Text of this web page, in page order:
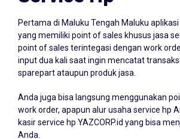
yang memiliki point of sales khusus jasa
point of sales terintegasi dengan work
input dua kali saat ingin mencatat
sparepart ataupun produk jasa.
work order, apapun alur usaha service hp
kasir service hp YAZCORP.id yang bisa
Anda.